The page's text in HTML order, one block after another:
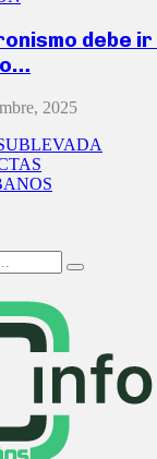
debe
2025
Search